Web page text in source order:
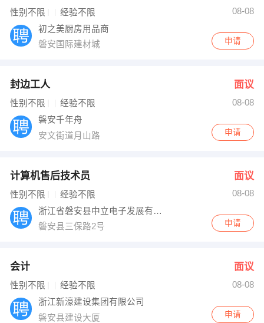
性别不限 经验不限
08-08
初之美厨房用品商
磐安国际建材城
申请
封边工人 面议
性别不限 经验不限
08-08
磐安千年舟
安文街道月山路
申请
计算机售后技术员 面议
性别不限 经验不限
08-08
浙江省磐安县中立电子发展有限公司
磐安县三保路2号
申请
会计 面议
性别不限 经验不限
08-08
浙江新濠建设集团有限公司
磐安县建设大厦
申请